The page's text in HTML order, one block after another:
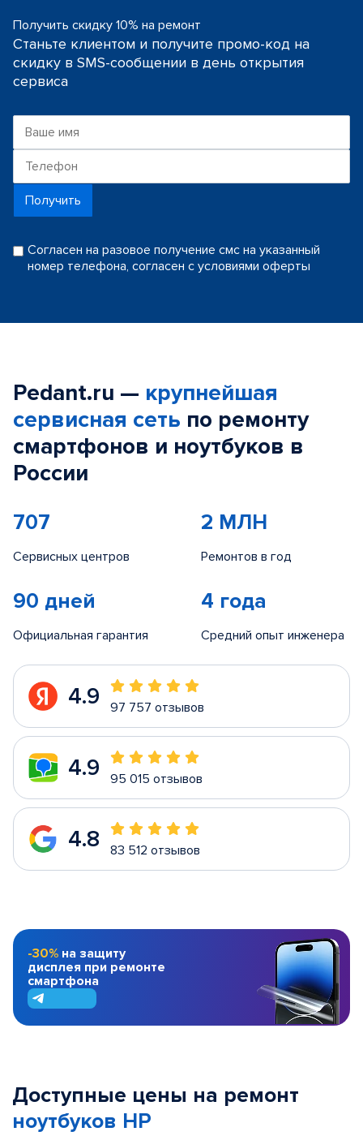
Получить скидку 10% на ремонт
Станьте клиентом и получите промо-код на
скидку в SMS-сообщении в день открытия
сервиса
Получить
Согласен на разовое получение смс на указанный
номер телефона, согласен с условиями оферты
Pedant.ru — крупнейшая
сервисная сеть по ремонту
смартфонов и ноутбуков в
России
707
Сервисных центров
2 МЛН
Ремонтов в год
90 дней
Официальная гарантия
4 года
Средний опыт инженера
4.9 97 757 отзывов
4.9 95 015 отзывов
4.8 83 512 отзывов
-30% на защиту
дисплея при ремонте
смартфона
Доступные цены на ремонт
ноутбуков HP